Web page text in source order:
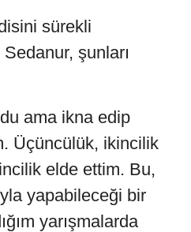
sürekli
şunları
ama ikna edip
Üçüncülük, ikincilik
elde ettim. Bu,
yapabileceği bir
yarışmalarda